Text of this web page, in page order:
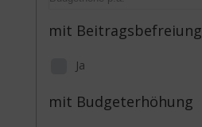
mit Beitragsbefreiung
Ja
mit Budgeterhöhung